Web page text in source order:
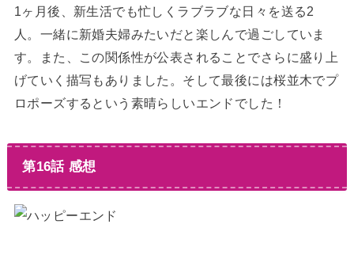
1ヶ月後、新生活でも忙しくラブラブな日々を送る2
人。一緒に新婚夫婦みたいだと楽しんで過ごしていま
す。また、この関係性が公表されることでさらに盛り上
げていく描写もありました。そして最後には桜並木でプ
ロポーズするという素晴らしいエンドでした！
第16話 感想